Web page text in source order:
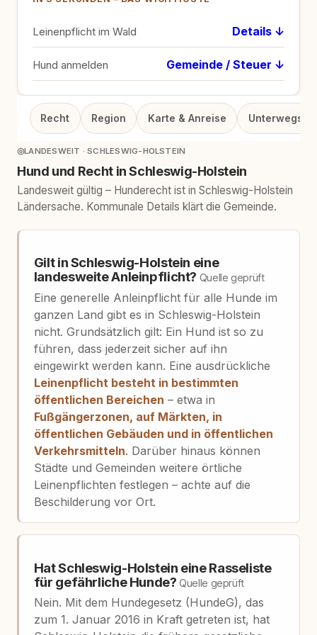
Leinenpflicht im Wald Details ↓
Hund anmelden Gemeinde / Steuer ↓
Recht Region Karte & Anreise Unterwegs
◎LANDESWEIT · SCHLESWIG-HOLSTEIN
Hund und Recht in Schleswig-Holstein
Landesweit gültig – Hunderecht ist in Schleswig-Holstein
Ländersache. Kommunale Details klärt die Gemeinde.
Gilt in Schleswig-Holstein eine
landesweite Anleinpflicht? Quelle geprüft
Eine generelle Anleinpflicht für alle Hunde im
ganzen Land gibt es in Schleswig-Holstein
nicht. Grundsätzlich gilt: Ein Hund ist so zu
führen, dass jederzeit sicher auf ihn
eingewirkt werden kann. Eine ausdrückliche
Leinenpflicht besteht in bestimmten
öffentlichen Bereichen – etwa in
Fußgängerzonen, auf Märkten, in
öffentlichen Gebäuden und in öffentlichen
Verkehrsmitteln. Darüber hinaus können
Städte und Gemeinden weitere örtliche
Leinenpflichten festlegen – achte auf die
Beschilderung vor Ort.
Hat Schleswig-Holstein eine Rasseliste
für gefährliche Hunde?Quelle geprüft
Nein. Mit dem Hundegesetz (HundeG), das
zum 1. Januar 2016 in Kraft getreten ist, hat